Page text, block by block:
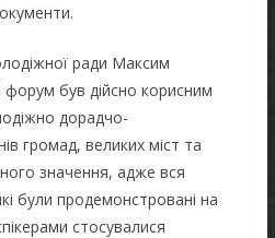
ради Максим
був дійсно корисним
дорадчо-
громад, великих міст та
значення, адже вся
були продемонстровані на
стосувалися